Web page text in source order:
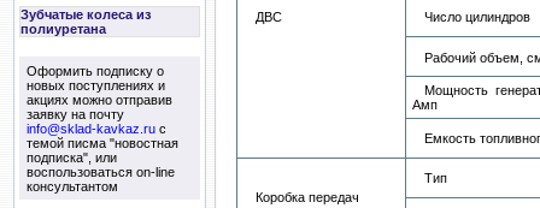
Зубчатые колеса из
полиуретана
Оформить подписку о
новых поступлениях и
акциях можно отправив
заявку на почту
info@sklad-kavkaz.ruс
темой писма "новостная
подписка", или
воспользоваться on-line
консультантом
ДВС Число цилиндров
Рабочий объем,
Мощность
Амп
Емкость
Коробка передач
Тип